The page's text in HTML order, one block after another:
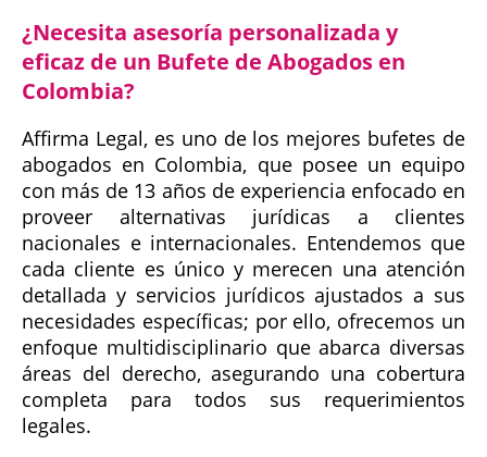
¿Necesita asesoría personalizada y
eficaz de un Bufete de Abogados en
Colombia?
Affirma Legal, es uno de los mejores bufetes de
abogados en Colombia, que posee un equipo
con más de 13 años de experiencia enfocado en
proveer alternativas jurídicas a clientes
nacionales e internacionales. Entendemos que
cada cliente es único y merecen una atención
detallada y servicios jurídicos ajustados a sus
necesidades específicas; por ello, ofrecemos un
enfoque multidisciplinario que abarca diversas
áreas del derecho, asegurando una cobertura
completa para todos sus requerimientos
legales.